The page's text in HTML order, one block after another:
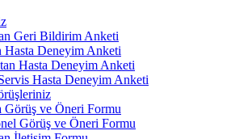
Geri Bildirim Anketi
Hasta Deneyim Anketi
Hasta Deneyim Anketi
Hasta Deneyim Anketi
Görüş ve Öneri Formu
Görüş ve Öneri Formu